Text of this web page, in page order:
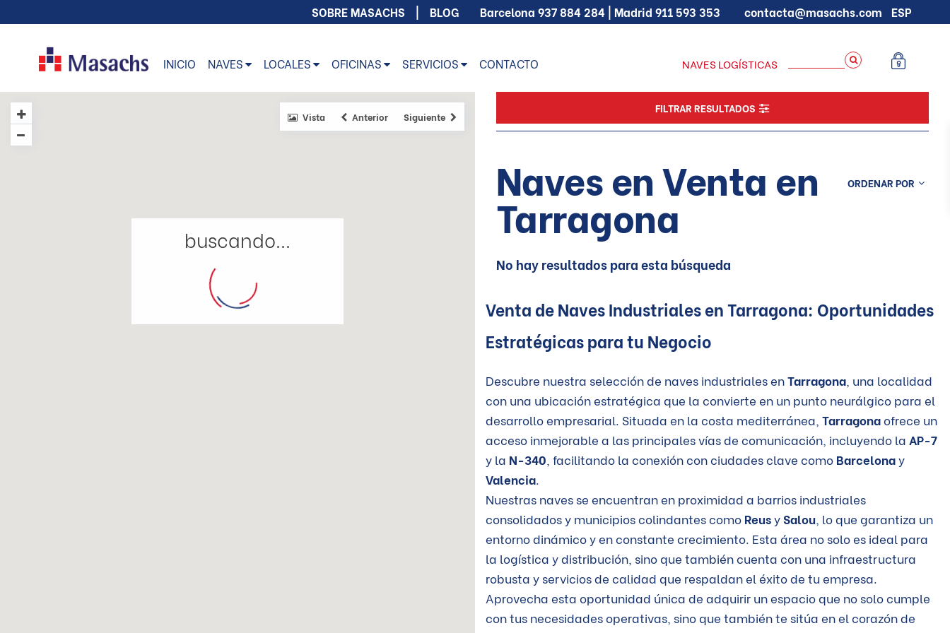
SOBRE MASACHS BLOG Barcelona 937 884 284 | Madrid 911 593 353 contacta@masachs.com ESP
INICIO NAVES LOCALES OFICINAS SERVICIOS CONTACTO NAVES LOGÍSTICAS
buscando...
Vista Anterior Siguiente
FILTRAR RESULTADOS
ORDENAR POR
Naves en Venta en
Tarragona
No hay resultados para esta búsqueda
Venta de Naves Industriales en Tarragona: Oportunidades
Estratégicas para tu Negocio
Descubre nuestra selección de naves industriales enTarragona, una localidad
con una ubicación estratégica que la convierte en un punto neurálgico para el
desarrollo empresarial. Situada en la costa mediterránea, Tarragonaofrece un
acceso inmejorable a las principales vías de comunicación, incluyendo la AP-7
y la N-340, facilitando la conexión con ciudades clave como Barcelonay
Valencia.
Nuestras naves se encuentran en proximidad a barrios industriales
consolidados y municipios colindantes como ReusySalou, lo que garantiza un
entorno dinámico y en constante crecimiento. Esta área no solo es ideal para
la logística y distribución, sino que también cuenta con una infraestructura
robusta y servicios de calidad que respaldan el éxito de tu empresa.
Aprovecha esta oportunidad única de adquirir un espacio que no solo cumple
con tus necesidades operativas, sino que también te sitúa en el corazón de